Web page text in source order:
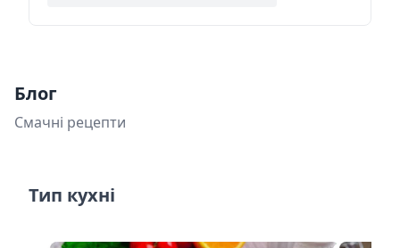
Блог
Смачні рецепти
Тип кухні